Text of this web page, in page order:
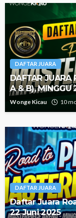
DAFTAR JUARA
DAFTAR JUARA
A & B), MINGGU
Wonge Kicau 10
DAFTAR JUARA
Daftar Juara
22 Juni 2025